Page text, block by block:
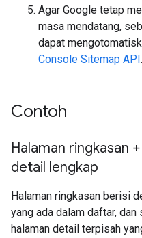
Agar Google tetap
masa mendatang,
dapat
Console Sitemap API.
Contoh
Halaman ringkasan
detail lengkap
Halaman ringkasan berisi
yang ada dalam daftar,
halaman detail terpisah